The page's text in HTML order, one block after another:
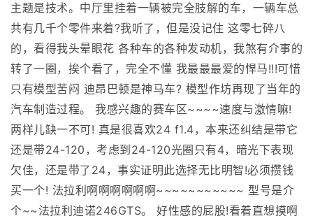
主题是技术。中厅里挂着一辆被完全肢解的车，一辆车总
共有几千个零件来着?我听了，但是没记住 这零七碎八
的，看得我头晕眼花 各种车的各种发动机，我煞有介事的
转了一圈，挨个看了，完全不懂 我最最最爱的悍马!!!可惜
只有模型苦闷 迪昂巴顿是神马车? 模型作坊再现了当年的
汽车制造过程。 我感兴趣的赛车区~~~~速度与激情嘛!
两样儿缺一不可! 真是很喜欢24 f1.4，本来还纠结是带它
还是带24-120，考虑到24-120光圈只有4，暗光下表现
欠佳，还是带了24，事实证明此选择无比明智!必须攒钱
买一个! 法拉利啊啊啊啊啊啊~~~~~~~~~~~ 型号是介
个~~法拉利迪诺246GTS。 好性感的屁股!看着直想摸啊